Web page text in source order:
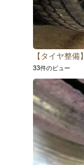
【タイヤ整備
33件のビュー